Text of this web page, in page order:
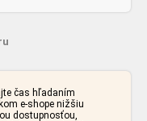
čas hľadaním
e-shope nižšiu
dostupnosťou,